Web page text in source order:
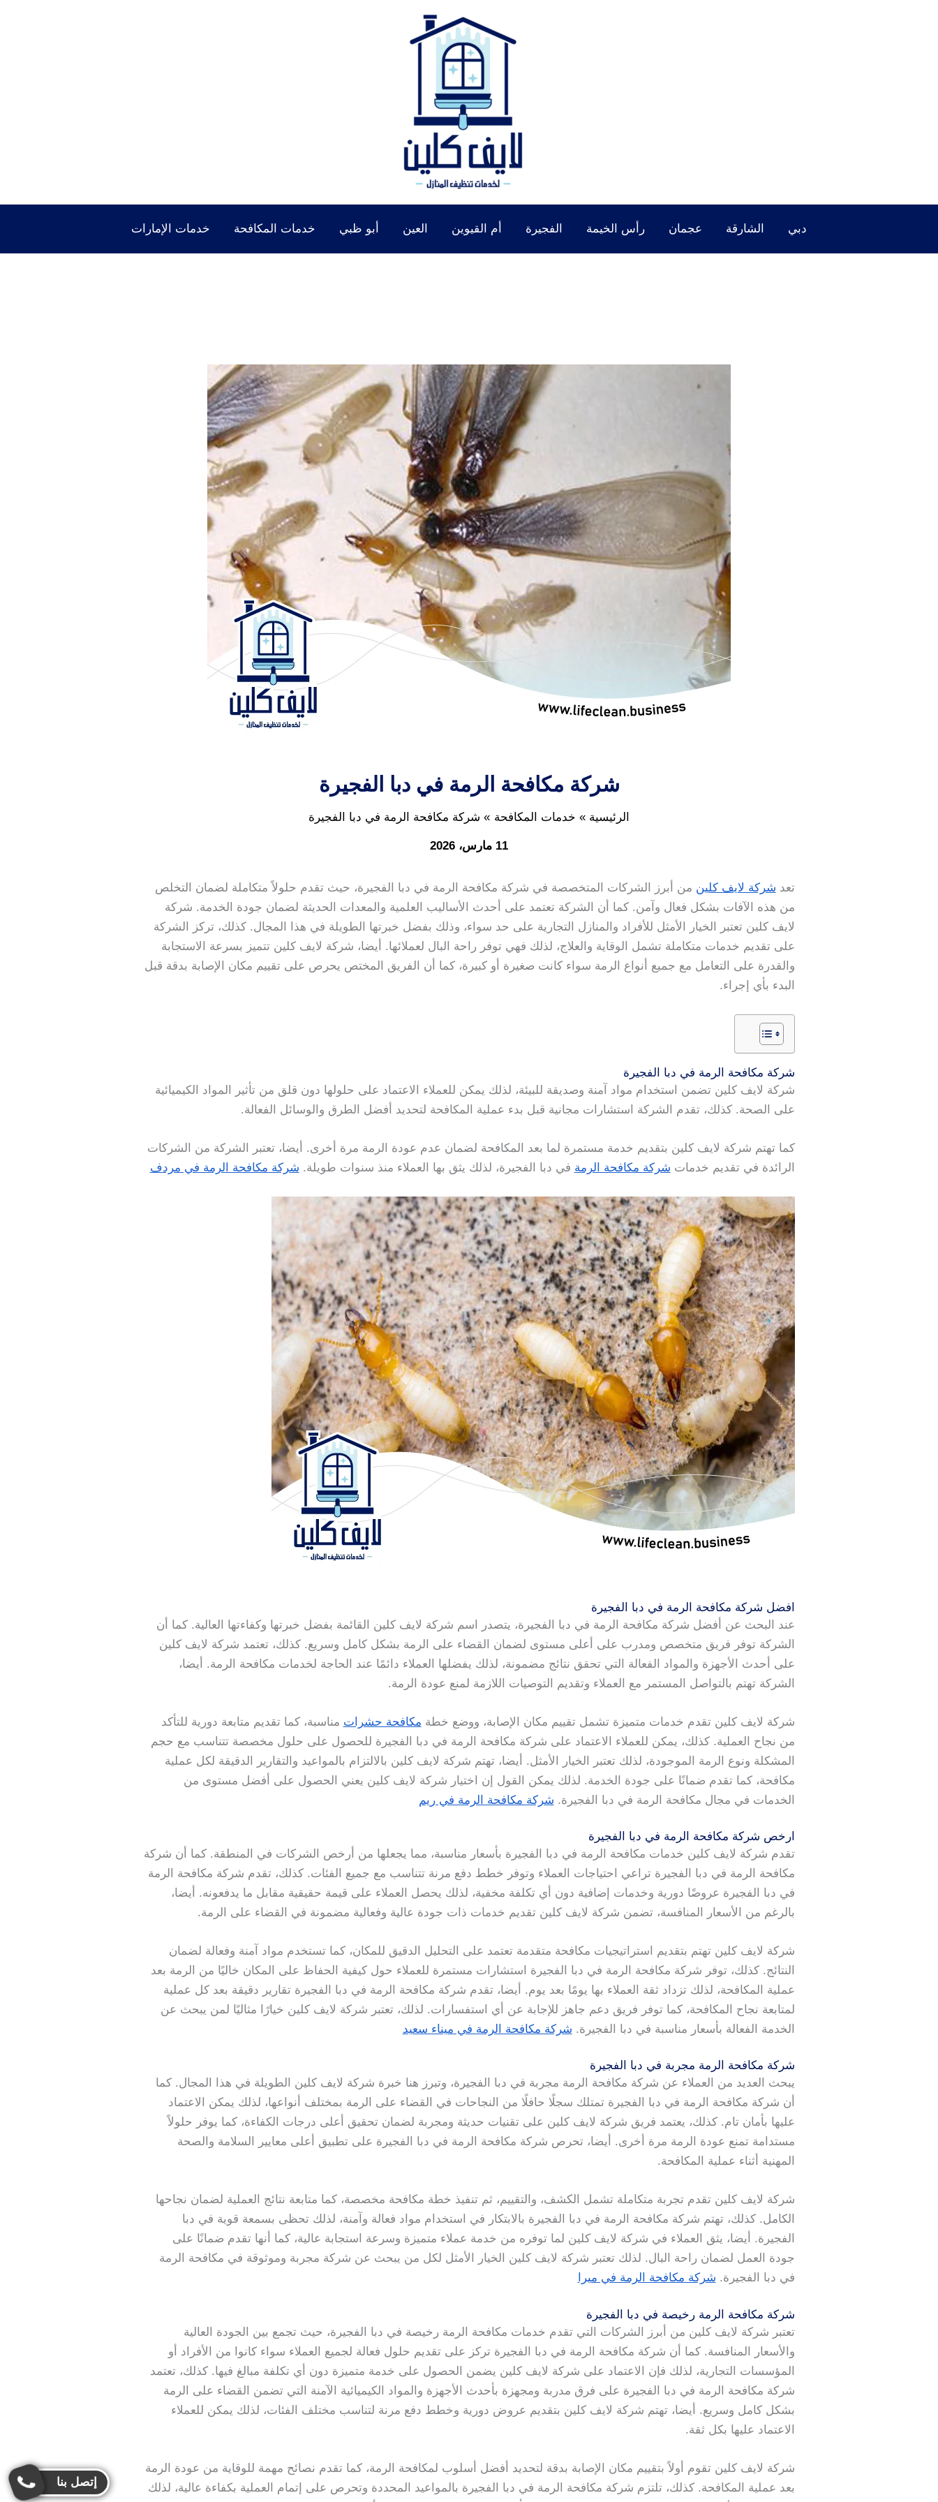
دبي الشارقة عجمان رأس الخيمة الفجيرة أم القيوين العين أبو ظبي خدمات المكافحة خدمات الإمارات
شركة مكافحة الرمة في دبا الفجيرة
الرئيسية خدمات المكافحة شركة مكافحة الرمة في دبا الفجيرة
11 مارس، 2026
تعد شركة لايف كلين من أبرز الشركات المتخصصة في شركة مكافحة الرمة في دبا الفجيرة، حيث تقدم حلولاً متكاملة لضمان التخلص
من هذه الآفات بشكل فعال وآمن. كما أن الشركة تعتمد على أحدث الأساليب العلمية والمعدات الحديثة لضمان جودة الخدمة. شركة
لايف كلين تعتبر الخيار الأمثل للأفراد والمنازل التجارية على حد سواء، وذلك بفضل خبرتها الطويلة في هذا المجال. كذلك، تركز الشركة
على تقديم خدمات متكاملة تشمل الوقاية والعلاج، لذلك فهي توفر راحة البال لعملائها. أيضا، شركة لايف كلين تتميز بسرعة الاستجابة
والقدرة على التعامل مع جميع أنواع الرمة سواء كانت صغيرة أو كبيرة، كما أن الفريق المختص يحرص على تقييم مكان الإصابة بدقة قبل
البدء بأي إجراء.
شركة مكافحة الرمة في دبا الفجيرة
شركة لايف كلين تضمن استخدام مواد آمنة وصديقة للبيئة، لذلك يمكن للعملاء الاعتماد على حلولها دون قلق من تأثير المواد الكيميائية
على الصحة. كذلك، تقدم الشركة استشارات مجانية قبل بدء عملية المكافحة لتحديد أفضل الطرق والوسائل الفعالة.
كما تهتم شركة لايف كلين بتقديم خدمة مستمرة لما بعد المكافحة لضمان عدم عودة الرمة مرة أخرى. أيضا، تعتبر الشركة من الشركات
الرائدة في تقديم خدمات شركة مكافحة الرمة في دبا الفجيرة، لذلك يثق بها العملاء منذ سنوات طويلة. شركة مكافحة الرمة في مردف
افضل شركة مكافحة الرمة في دبا الفجيرة
عند البحث عن أفضل شركة مكافحة الرمة في دبا الفجيرة، يتصدر اسم شركة لايف كلين القائمة بفضل خبرتها وكفاءتها العالية. كما أن
الشركة توفر فريق متخصص ومدرب على أعلى مستوى لضمان القضاء على الرمة بشكل كامل وسريع. كذلك، تعتمد شركة لايف كلين
على أحدث الأجهزة والمواد الفعالة التي تحقق نتائج مضمونة، لذلك يفضلها العملاء دائمًا عند الحاجة لخدمات مكافحة الرمة. أيضا،
الشركة تهتم بالتواصل المستمر مع العملاء وتقديم التوصيات اللازمة لمنع عودة الرمة.
شركة لايف كلين تقدم خدمات متميزة تشمل تقييم مكان الإصابة، ووضع خطة مكافحة حشرات مناسبة، كما تقديم متابعة دورية للتأكد
من نجاح العملية. كذلك، يمكن للعملاء الاعتماد على شركة مكافحة الرمة في دبا الفجيرة للحصول على حلول مخصصة تتناسب مع حجم
المشكلة ونوع الرمة الموجودة، لذلك تعتبر الخيار الأمثل. أيضا، تهتم شركة لايف كلين بالالتزام بالمواعيد والتقارير الدقيقة لكل عملية
مكافحة، كما تقدم ضمانًا على جودة الخدمة. لذلك يمكن القول إن اختيار شركة لايف كلين يعني الحصول على أفضل مستوى من
الخدمات في مجال مكافحة الرمة في دبا الفجيرة. شركة مكافحة الرمة في ريم
ارخص شركة مكافحة الرمة في دبا الفجيرة
تقدم شركة لايف كلين خدمات مكافحة الرمة في دبا الفجيرة بأسعار مناسبة، مما يجعلها من أرخص الشركات في المنطقة. كما أن شركة
مكافحة الرمة في دبا الفجيرة تراعي احتياجات العملاء وتوفر خطط دفع مرنة تتناسب مع جميع الفئات. كذلك، تقدم شركة مكافحة الرمة
في دبا الفجيرة عروضًا دورية وخدمات إضافية دون أي تكلفة مخفية، لذلك يحصل العملاء على قيمة حقيقية مقابل ما يدفعونه. أيضا،
بالرغم من الأسعار المنافسة، تضمن شركة لايف كلين تقديم خدمات ذات جودة عالية وفعالية مضمونة في القضاء على الرمة.
شركة لايف كلين تهتم بتقديم استراتيجيات مكافحة متقدمة تعتمد على التحليل الدقيق للمكان، كما تستخدم مواد آمنة وفعالة لضمان
النتائج. كذلك، توفر شركة مكافحة الرمة في دبا الفجيرة استشارات مستمرة للعملاء حول كيفية الحفاظ على المكان خاليًا من الرمة بعد
عملية المكافحة، لذلك تزداد ثقة العملاء بها يومًا بعد يوم. أيضا، تقدم شركة مكافحة الرمة في دبا الفجيرة تقارير دقيقة بعد كل عملية
لمتابعة نجاح المكافحة، كما توفر فريق دعم جاهز للإجابة عن أي استفسارات. لذلك، تعتبر شركة لايف كلين خيارًا مثاليًا لمن يبحث عن
الخدمة الفعالة بأسعار مناسبة في دبا الفجيرة. شركة مكافحة الرمة في ميناء سعيد
شركة مكافحة الرمة مجربة في دبا الفجيرة
يبحث العديد من العملاء عن شركة مكافحة الرمة مجربة في دبا الفجيرة، وتبرز هنا خبرة شركة لايف كلين الطويلة في هذا المجال. كما
أن شركة مكافحة الرمة في دبا الفجيرة تمتلك سجلًا حافلًا من النجاحات في القضاء على الرمة بمختلف أنواعها، لذلك يمكن الاعتماد
عليها بأمان تام. كذلك، يعتمد فريق شركة لايف كلين على تقنيات حديثة ومجربة لضمان تحقيق أعلى درجات الكفاءة، كما يوفر حلولاً
مستدامة تمنع عودة الرمة مرة أخرى. أيضا، تحرص شركة مكافحة الرمة في دبا الفجيرة على تطبيق أعلى معايير السلامة والصحة
المهنية أثناء عملية المكافحة.
شركة لايف كلين تقدم تجربة متكاملة تشمل الكشف، والتقييم، ثم تنفيذ خطة مكافحة مخصصة، كما متابعة نتائج العملية لضمان نجاحها
الكامل. كذلك، تهتم شركة مكافحة الرمة في دبا الفجيرة بالابتكار في استخدام مواد فعالة وآمنة، لذلك تحظى بسمعة قوية في دبا
الفجيرة. أيضا، يثق العملاء في شركة لايف كلين لما توفره من خدمة عملاء متميزة وسرعة استجابة عالية، كما أنها تقدم ضمانًا على
جودة العمل لضمان راحة البال. لذلك تعتبر شركة لايف كلين الخيار الأمثل لكل من يبحث عن شركة مجربة وموثوقة في مكافحة الرمة
في دبا الفجيرة. شركة مكافحة الرمة في ميرا
شركة مكافحة الرمة رخيصة في دبا الفجيرة
تعتبر شركة لايف كلين من أبرز الشركات التي تقدم خدمات مكافحة الرمة رخيصة في دبا الفجيرة، حيث تجمع بين الجودة العالية
والأسعار المنافسة. كما أن شركة مكافحة الرمة في دبا الفجيرة تركز على تقديم حلول فعالة لجميع العملاء سواء كانوا من الأفراد أو
المؤسسات التجارية، لذلك فإن الاعتماد على شركة لايف كلين يضمن الحصول على خدمة متميزة دون أي تكلفة مبالغ فيها. كذلك، تعتمد
شركة مكافحة الرمة في دبا الفجيرة على فرق مدربة ومجهزة بأحدث الأجهزة والمواد الكيميائية الآمنة التي تضمن القضاء على الرمة
بشكل كامل وسريع. أيضا، تهتم شركة لايف كلين بتقديم عروض دورية وخطط دفع مرنة لتناسب مختلف الفئات، لذلك يمكن للعملاء
الاعتماد عليها بكل ثقة.
شركة لايف كلين تقوم أولاً بتقييم مكان الإصابة بدقة لتحديد أفضل أسلوب لمكافحة الرمة، كما تقدم نصائح مهمة للوقاية من عودة الرمة
بعد عملية المكافحة. كذلك، تلتزم شركة مكافحة الرمة في دبا الفجيرة بالمواعيد المحددة وتحرص على إتمام العملية بكفاءة عالية، لذلك
إتصل بنا